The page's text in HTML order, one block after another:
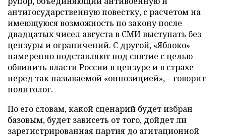
антигосударственную повестку, с расчетом на
имеющуюся возможность по закону после
двадцатых чисел августа в СМИ выступать без
цензуры и ограничений. С другой, «Яблоко»
намеренно подставляют под снятие с целью
обвинить власти России в цензуре и в страхе
перед так называемой «оппозицией», – говорит
политолог.
По его словам, какой сценарий будет избран
базовым, будет зависеть от того, дойдет ли
зарегистрированная партия до агитационной